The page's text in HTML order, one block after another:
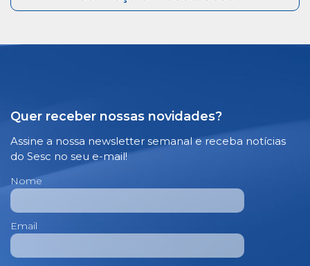
Quer receber nossas novidades?
Assine a nossa newsletter semanal e receba notícias
do Sesc no seu e-mail!
Nome
Email